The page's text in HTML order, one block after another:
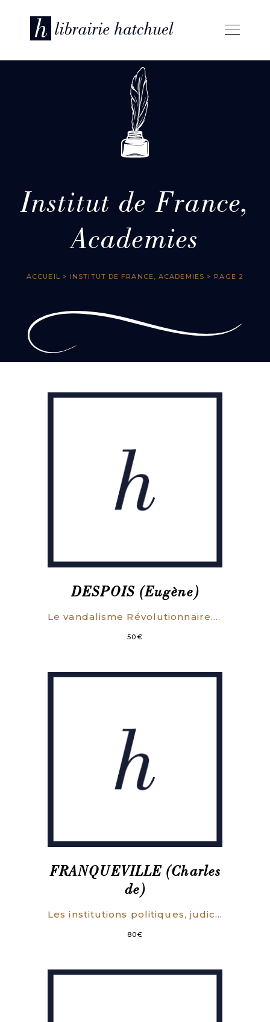
Institut de France,
Academies
ACCUEIL > INSTITUT DE FRANCE, ACADEMIES > PAGE 2
DESPOIS (Eugène)
Le vandalisme Révolutionnaire. Fondations littéraires, scientifiques et artistiques de la Convention.
50€
FRANQUEVILLE (Charles
de)
Les institutions politiques, judiciaires, et administratives de l’Angleterre.
80€